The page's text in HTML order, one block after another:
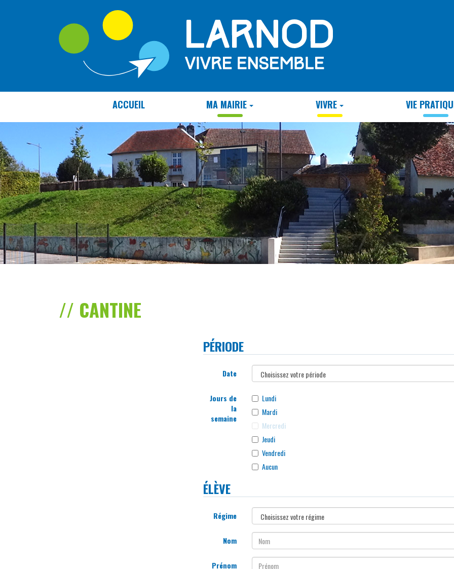
ACCUEIL MA MAIRIE VIVRE VIE
CANTINE
PÉRIODE
Date
Jours de
la
semaine
Lundi
Mardi
Mercredi
Jeudi
Vendredi
Aucun
ÉLÈVE
Régime
Nom
Prénom